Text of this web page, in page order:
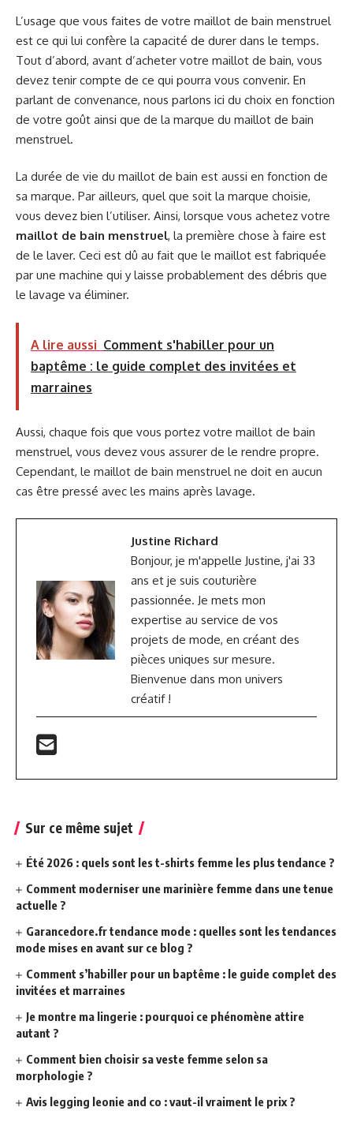
L’usage que vous faites de votre maillot de bain menstruel
est ce qui lui confère la capacité de durer dans le temps.
Tout d’abord, avant d’acheter votre maillot de bain, vous
devez tenir compte de ce qui pourra vous convenir. En
parlant de convenance, nous parlons ici du choix en fonction
de votre goût ainsi que de la marque du maillot de bain
menstruel.
La durée de vie du maillot de bain est aussi en fonction de
sa marque. Par ailleurs, quel que soit la marque choisie,
vous devez bien l’utiliser. Ainsi, lorsque vous achetez votre
maillot de bain menstruel, la première chose à faire est
de le laver. Ceci est dû au fait que le maillot est fabriquée
par une machine qui y laisse probablement des débris que
le lavage va éliminer.
A lire aussi Comment s'habiller pour un
baptême : le guide complet des invitées et
marraines
Aussi, chaque fois que vous portez votre maillot de bain
menstruel, vous devez vous assurer de le rendre propre.
Cependant, le maillot de bain menstruel ne doit en aucun
cas être pressé avec les mains après lavage.
Justine Richard
Bonjour, je m'appelle Justine, j'ai 33
ans et je suis couturière
passionnée. Je mets mon
expertise au service de vos
projets de mode, en créant des
pièces uniques sur mesure.
Bienvenue dans mon univers
créatif !
Sur ce même sujet
Été 2026 : quels sont les t-shirts femme les plus tendance ?
Comment moderniser une marinière femme dans une tenue
actuelle ?
Garancedore.fr tendance mode : quelles sont les tendances
mode mises en avant sur ce blog ?
Comment s’habiller pour un baptême : le guide complet des
invitées et marraines
Je montre ma lingerie : pourquoi ce phénomène attire
autant ?
Comment bien choisir sa veste femme selon sa
morphologie ?
Avis legging leonie and co : vaut-il vraiment le prix ?